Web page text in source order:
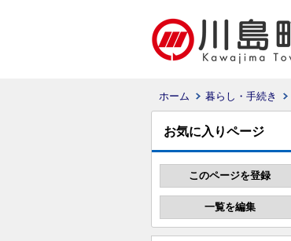
ホーム 暮らし・手続き
お気に入りページ